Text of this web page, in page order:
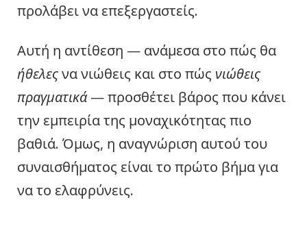
προλάβει να επεξεργαστείς.
Αυτή η αντίθεση — ανάμεσα στο πώς θα
ήθελεςνα νιώθεις και στο πώς νιώθεις
πραγματικά— προσθέτει βάρος που κάνει
την εμπειρία της μοναχικότητας πιο
βαθιά. Όμως, η αναγνώριση αυτού του
συναισθήματος είναι το πρώτο βήμα για
να το ελαφρύνεις.